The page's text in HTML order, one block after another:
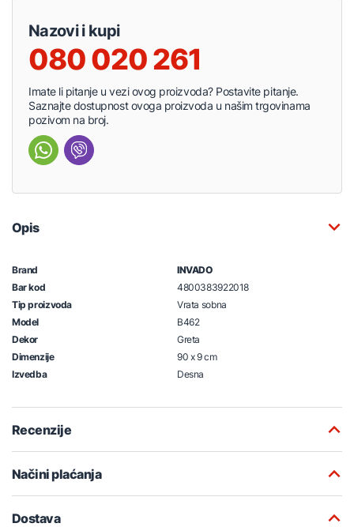
Nazovi i kupi
080 020 261
Imate li pitanje u vezi ovog proizvoda? Postavite pitanje.
Saznajte dostupnost ovoga proizvoda u našim trgovinama
pozivom na broj.
Opis
Brand
INVADO
Bar kod
4800383922018
Tip proizvoda
Vrata sobna
Model
B462
Dekor
Greta
Dimenzije
90 x 9 cm
Izvedba
Desna
Recenzije
Načini plaćanja
Dostava